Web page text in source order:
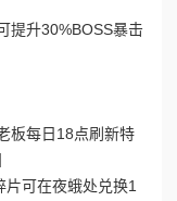
提升30%BOSS暴击
板每日18点刷新特
可在夜蛾处兑换1